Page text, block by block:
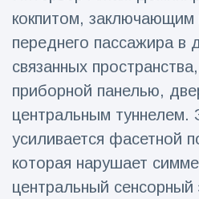
Путешествия и приключения
Последние новости
'Побег'
фокусника из
наручников
вызвал смех у
аудитории
16 July
189
Просмотров
кокпитом, заключающим
переднего пассажира в
связанных
приборной панелью,
центральным туннелем.
усиливается фасетной
которая нарушает
центральный сенсорный